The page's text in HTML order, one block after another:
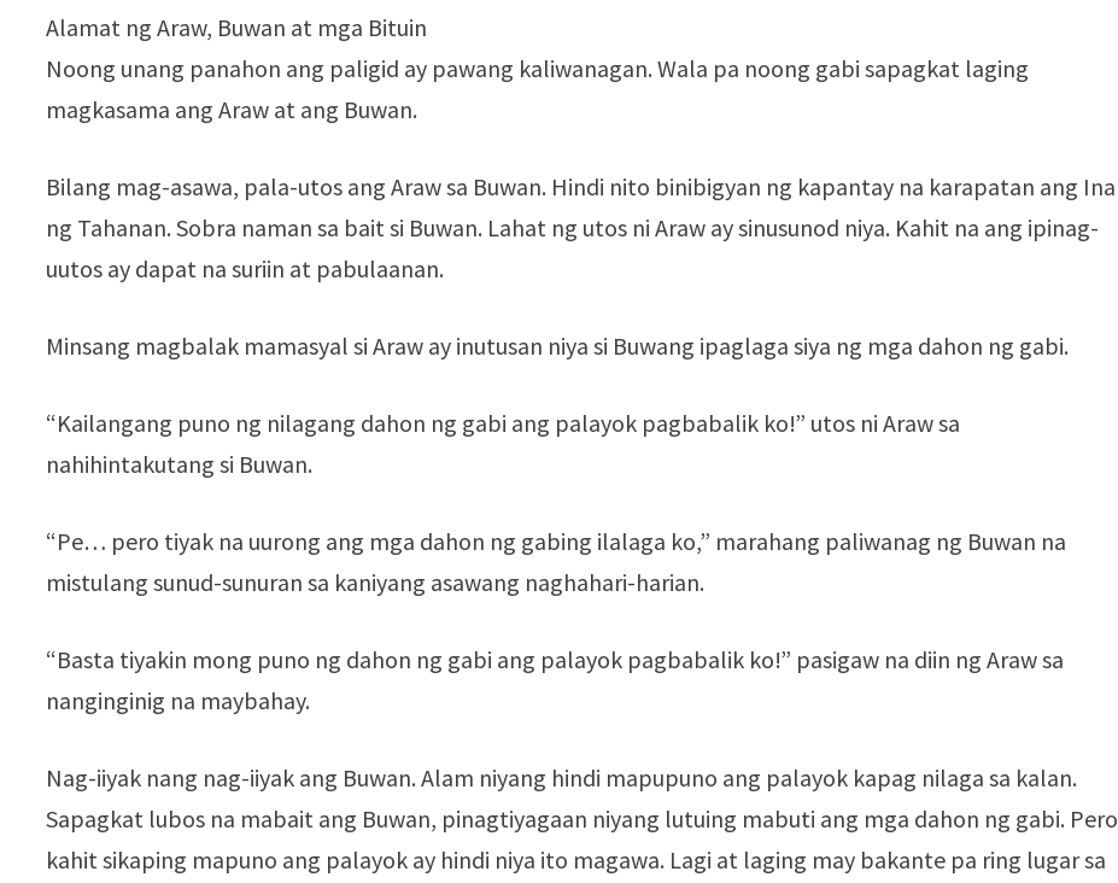
Alamat ng Araw, Buwan at mga Bituin
Noong unang panahon ang paligid ay pawang kaliwanagan. Wala pa noong gabi sapagkat laging
magkasama ang Araw at ang Buwan.
Bilang mag-asawa, pala-utos ang Araw sa Buwan. Hindi nito binibigyan ng kapantay na karapatan ang Ina
ng Tahanan. Sobra naman sa bait si Buwan. Lahat ng utos ni Araw ay sinusunod niya. Kahit na ang ipinag-
uutos ay dapat na suriin at pabulaanan.
Minsang magbalak mamasyal si Araw ay inutusan niya si Buwang ipaglaga siya ng mga dahon ng gabi.
“Kailangang puno ng nilagang dahon ng gabi ang palayok pagbabalik ko!” utos ni Araw sa
nahihintakutang si Buwan.
“Pe… pero tiyak na uurong ang mga dahon ng gabing ilalaga ko,” marahang paliwanag ng Buwan na
mistulang sunud-sunuran sa kaniyang asawang naghahari-harian.
“Basta tiyakin mong puno ng dahon ng gabi ang palayok pagbabalik ko!” pasigaw na diin ng Araw sa
nanginginig na maybahay.
Nag-iiyak nang nag-iiyak ang Buwan. Alam niyang hindi mapupuno ang palayok kapag nilaga sa kalan.
Sapagkat lubos na mabait ang Buwan, pinagtiyagaan niyang lutuing mabuti ang mga dahon ng gabi. Pero
kahit sikaping mapuno ang palayok ay hindi niya ito magawa. Lagi at laging may bakante pa ring lugar sa